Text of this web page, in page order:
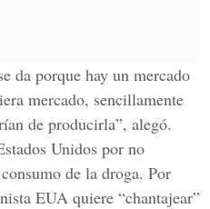
da porque hay un mercado
mercado, sencillamente
de producirla”, alegó.
Unidos por no
de la droga. Por
EUA quiere “chantajear”